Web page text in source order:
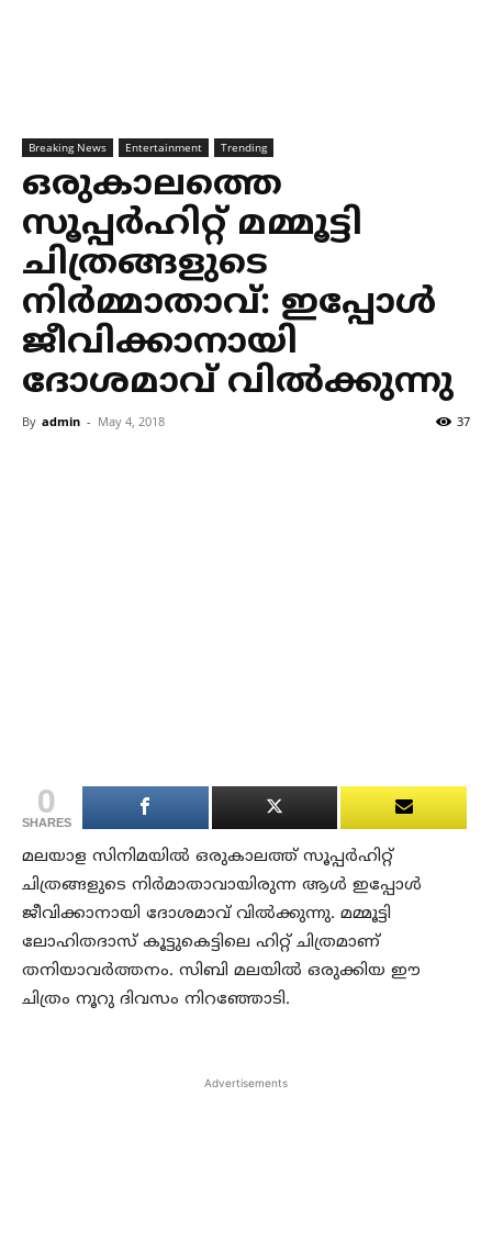
Breaking News Entertainment Trending
ഒരുകാലത്തെ
സൂപ്പര്‍ഹിറ്റ് മമ്മൂട്ടി
ചിത്രങ്ങളുടെ
നിര്‍മ്മാതാവ്: ഇപ്പോള്‍
ജീവിക്കാനായി
ദോശമാവ് വില്‍ക്കുന്നു
By admin - May 4, 2018 37
0
SHARES
മലയാള സിനിമയില്‍ ഒരുകാലത്ത് സൂപ്പര്‍ഹിറ്റ്
ചിത്രങ്ങളുടെ നിര്‍മാതാവായിരുന്ന ആള്‍ ഇപ്പോള്‍
ജീവിക്കാനായി ദോശമാവ് വില്‍ക്കുന്നു. മമ്മൂട്ടി
ലോഹിതദാസ് കൂട്ടുകെട്ടിലെ ഹിറ്റ് ചിത്രമാണ്
തനിയാവര്‍ത്തനം. സിബി മലയില്‍ ഒരുക്കിയ ഈ
ചിത്രം നൂറു ദിവസം നിറഞ്ഞോടി.
Advertisements